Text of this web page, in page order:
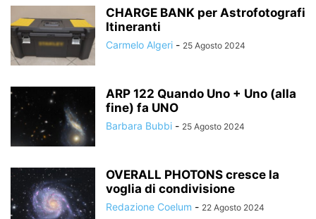
CHARGE BANK per Astrofotografi
Itineranti
Carmelo Algeri - 25 Agosto 2024
ARP 122 Quando Uno + Uno (alla
fine) fa UNO
Barbara Bubbi - 25 Agosto 2024
OVERALL PHOTONS cresce la
voglia di condivisione
Redazione Coelum - 22 Agosto 2024